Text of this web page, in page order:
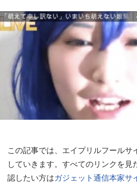
この記事では、エイプリルフールサ
していきます。すべてのリンクを見
認したい方はガジェット通信本家サ